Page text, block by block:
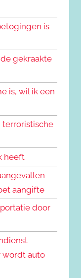
is
gekraakte
is, wil ik een
terroristische
heeft
aangifte
door
wordt auto